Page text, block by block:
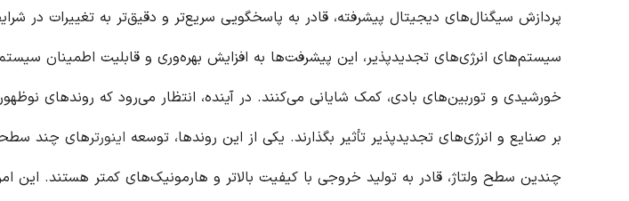
پردازش سیگنال‌های دیجیتال پیشرفته، قادر به پاسخگویی سریع‌تر و دقیق‌تر به تغییرات در
سیستم‌های انرژی‌های تجدیدپذیر، این پیشرفت‌ها به افزایش بهره‌وری و قابلیت اطمینان
خورشیدی و توربین‌های بادی، کمک شایانی می‌کنند. در آینده، انتظار می‌رود که روندهای
بر صنایع و انرژی‌های تجدیدپذیر تأثیر بگذارند. یکی از این روندها، توسعه اینورترهای چند
چندین سطح ولتاژ، قادر به تولید خروجی با کیفیت بالاتر و هارمونیک‌های کمتر هستند. این